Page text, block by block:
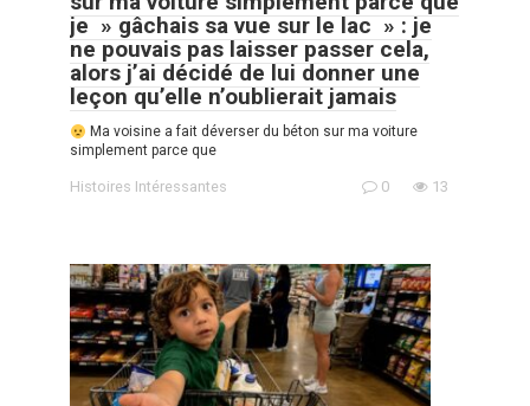
je » gâchais sa vue sur le lac » : je
ne pouvais pas laisser passer cela,
alors j’ai décidé de lui donner une
leçon qu’elle n’oublierait jamais
Ma voisine a fait déverser du béton sur ma voiture
simplement parce que
Histoires Intéressantes 0 13